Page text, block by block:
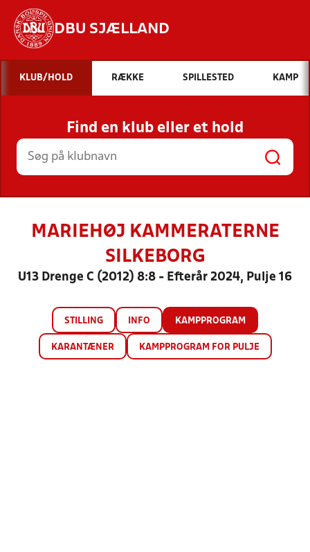
DBU SJÆLLAND
Hvad vil du søge efter?
INDHOLD OG NYHEDER
STILLINGER, RESULTATER, KLUBBER OG
HOLD
KLUB/HOLD RÆKKE SPILLESTED KAMP
Find en klub eller et hold
MARIEHØJ KAMMERATERNE
SILKEBORG
U13 Drenge C (2012) 8:8 - Efterår 2024, Pulje 16
STILLING INFO KAMPPROGRAM
KARANTÆNER KAMPPROGRAM FOR PULJE